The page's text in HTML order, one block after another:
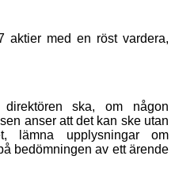
aktier med en röst vardera,
direktören ska, om någon
anser att det kan ske utan
lämna upplysningar om
bedömningen av ett ärende